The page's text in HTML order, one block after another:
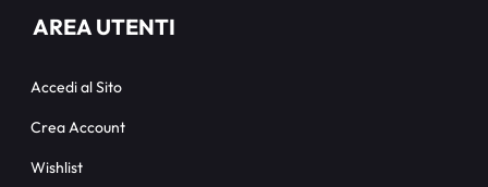
AREA UTENTI
Accedi al Sito
Crea Account
Wishlist